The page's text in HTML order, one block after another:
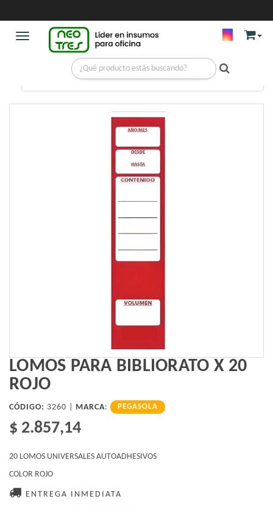
Toggle navigation
BIBLIORATOS / LOMOS PARA BIBLIORATO X 20 ROJO
LOMOS PARA BIBLIORATO X 20
ROJO
CÓDIGO: 3260 | MARCA: PEGASOLA
$ 2.857,14
20 LOMOS UNIVERSALES AUTOADHESIVOS
COLOR ROJO
ENTREGA INMEDIATA